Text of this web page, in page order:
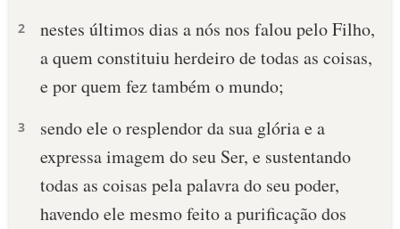
2
nestes últimos dias a nós nos falou pelo Filho,
a quem constituiu herdeiro de todas as coisas,
e por quem fez também o mundo;
3
sendo ele o resplendor da sua glória e a
expressa imagem do seu Ser, e sustentando
todas as coisas pela palavra do seu poder,
havendo ele mesmo feito a purificação dos